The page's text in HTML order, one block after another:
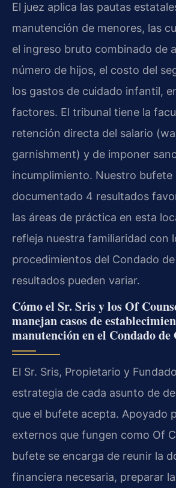
El juez aplica las pautas
manutención de menores, las
el ingreso bruto combinado de
número de hijos, el costo del
los gastos de cuidado infantil,
factores. El tribunal tiene la
retención directa del salario
garnishment) y de imponer
incumplimiento. Nuestro bufete
documentado 4 resultados
las áreas de práctica en esta
refleja nuestra familiaridad con
procedimientos del Condado
resultados pueden variar.
Cómo el Sr. Sris y los Of
manejan casos de
manutención en el Condado de
El Sr. Sris, Propietario y
estrategia de cada asunto de
que el bufete acepta. Apoyado
externos que fungen como Of
bufete se encarga de reunir la
financiera necesaria, preparar